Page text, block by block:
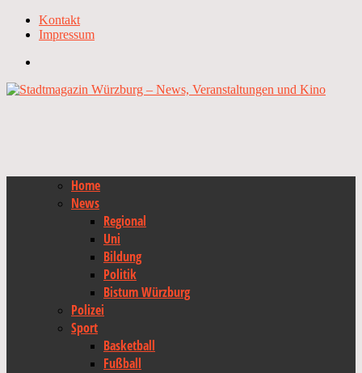
Kontakt
Impressum
Home
News
Regional
Uni
Bildung
Politik
Bistum Würzburg
Polizei
Sport
Basketball
Fußball